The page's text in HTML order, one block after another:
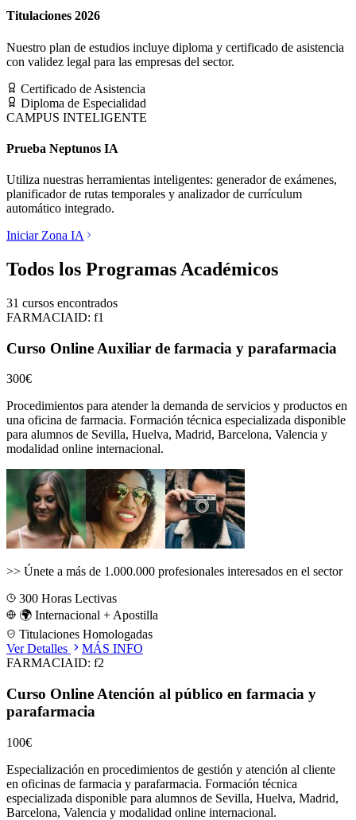
Titulaciones 2026
Nuestro plan de estudios incluye diploma y certificado de asistencia
con validez legal para las empresas del sector.
Certificado de Asistencia
Diploma de Especialidad
CAMPUS INTELIGENTE
Prueba Neptunos IA
Utiliza nuestras herramientas inteligentes: generador de exámenes,
planificador de rutas temporales y analizador de currículum
automático integrado.
Iniciar Zona IA
Todos los Programas Académicos
31 cursos encontrados
FARMACIAID: f1
Curso Online Auxiliar de farmacia y parafarmacia
300€
Procedimientos para atender la demanda de servicios y productos en
una oficina de farmacia. Formación técnica especializada disponible
para alumnos de Sevilla, Huelva, Madrid, Barcelona, Valencia y
modalidad online internacional.
>> Únete a más de 1.000.000 profesionales interesados en el sector
300 Horas Lectivas
🌍 Internacional + Apostilla
Titulaciones Homologadas
Ver Detalles
MÁS INFO
FARMACIAID: f2
Curso Online Atención al público en farmacia y
parafarmacia
100€
Especialización en procedimientos de gestión y atención al cliente
en oficinas de farmacia y parafarmacia. Formación técnica
especializada disponible para alumnos de Sevilla, Huelva, Madrid,
Barcelona, Valencia y modalidad online internacional.